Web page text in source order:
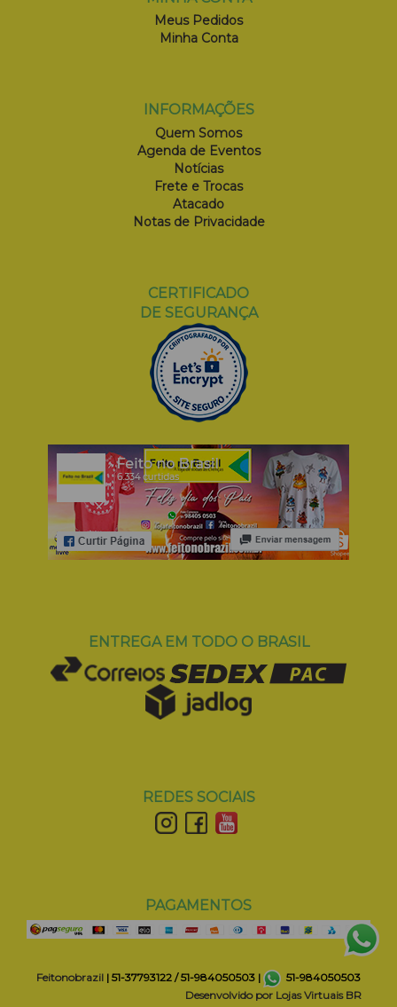
Meus Pedidos
Minha Conta
INFORMAÇÕES
Quem Somos
Agenda de Eventos
Notícias
Frete e Trocas
Atacado
Notas de Privacidade
CERTIFICADO
DE SEGURANÇA
ENTREGA EM TODO O BRASIL
REDES SOCIAIS
PAGAMENTOS
Feitonobrazil | 51-37793122 / 51-984050503 |
51-984050503
Desenvolvido por Lojas Virtuais BR